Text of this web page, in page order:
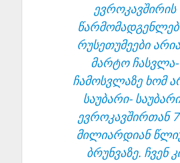
ევროკავშირის
რუსეთუმეები
მარტო ჩასვლა-
ჩამოსვლაზე ხომ
საუბარი-
ევროკავშირთან
მილიარდიან
ბრუნვაზე. ჩვენ